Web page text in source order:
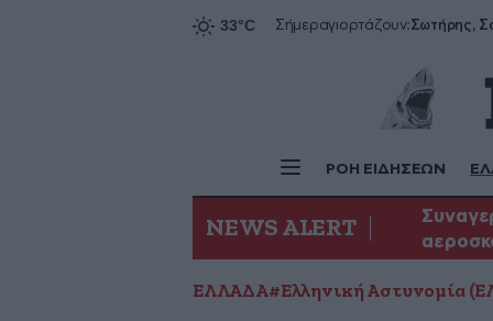
Σήμεραγιορτάζουν:
ΡΟΗ ΕΙΔΗΣΕΩΝ
NEWS ALERT
ΕΛΛΑΔΑ#Ελληνική Αστυνομία